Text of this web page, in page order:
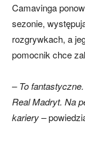
Camavinga
sezonie,
rozgrywkach, a
pomocnik chce
– To
Real Madryt. Na
kariery –